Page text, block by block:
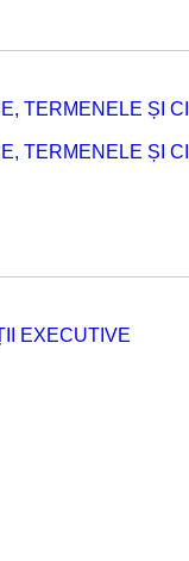
TERMENELE ȘI
TERMENELE ȘI
EXECUTIVE